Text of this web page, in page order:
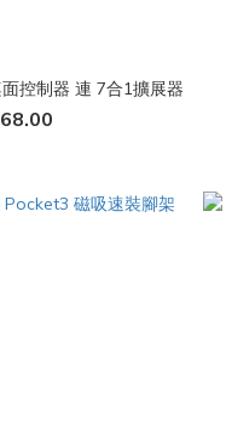
控制器 連 7合1擴展器